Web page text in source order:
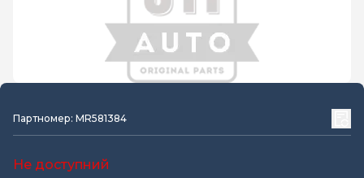
Партномер: MR581384
Не доступний